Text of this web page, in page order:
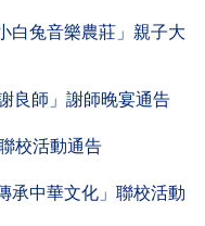
白兔音樂農莊」親子大
良師」謝師晚宴通告
校活動通告
承中華文化」聯校活動